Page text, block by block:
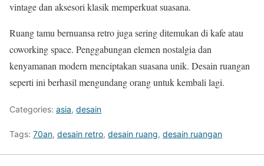
vintage dan aksesori klasik memperkuat suasana.
Ruang tamu bernuansa retro juga sering ditemukan di kafe atau
coworking space. Penggabungan elemen nostalgia dan
kenyamanan modern menciptakan suasana unik. Desain ruangan
seperti ini berhasil mengundang orang untuk kembali lagi.
Categories: asia, desain
Tags: 70an, desain retro, desain ruang, desain ruangan